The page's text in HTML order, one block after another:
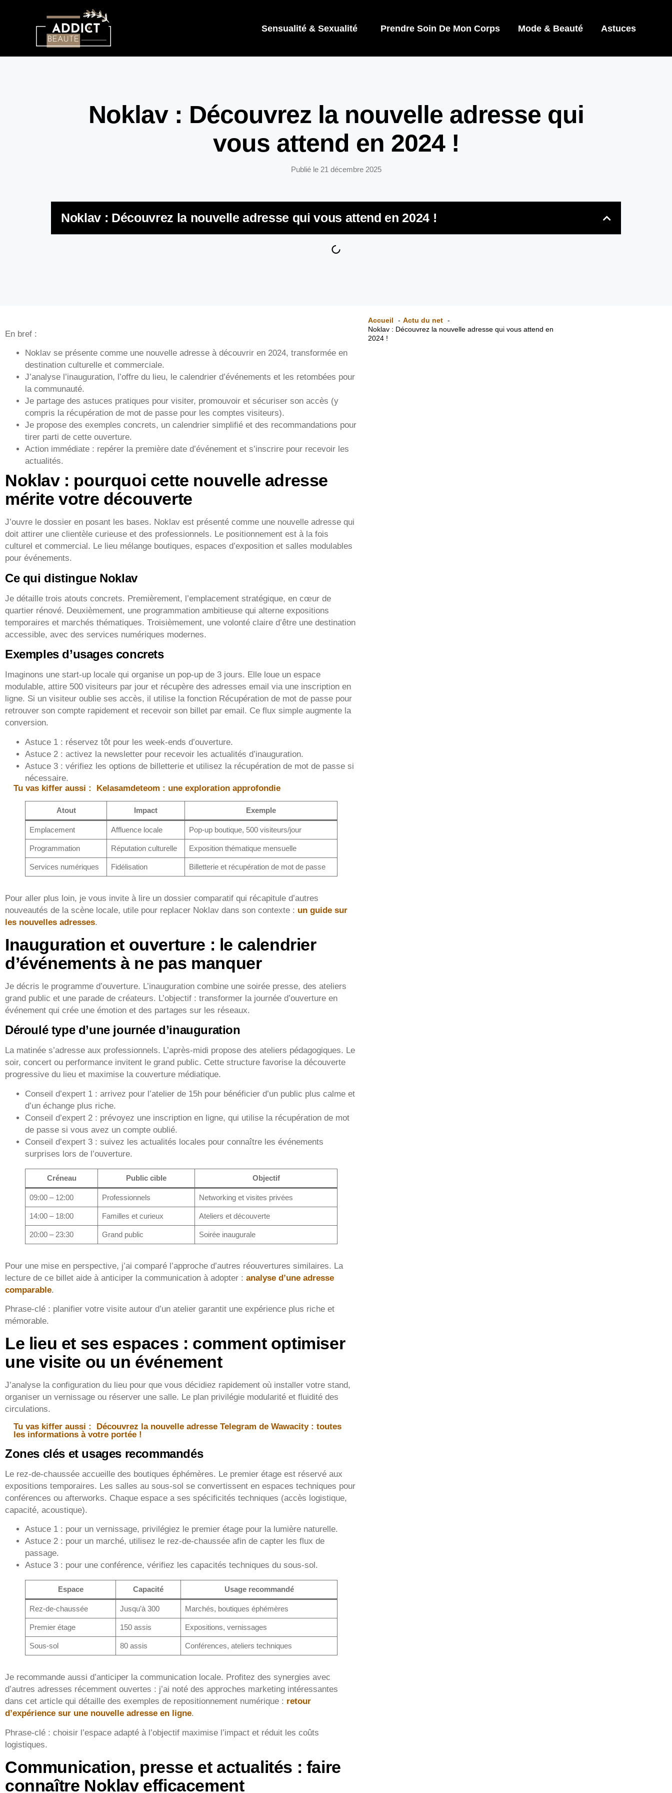
Sensualité & Sexualité Prendre Soin De Mon Corps Mode & Beauté Astuces
Noklav : Découvrez la nouvelle adresse qui
vous attend en 2024 !
Publié le 21 décembre 2025
Noklav : Découvrez la nouvelle adresse qui vous attend en 2024 !
En bref :
Noklav se présente comme une nouvelle adresse à découvrir en 2024, transformée en
destination culturelle et commerciale.
J’analyse l’inauguration, l’offre du lieu, le calendrier d’événements et les retombées pour
la communauté.
Je partage des astuces pratiques pour visiter, promouvoir et sécuriser son accès (y
compris la récupération de mot de passe pour les comptes visiteurs).
Je propose des exemples concrets, un calendrier simplifié et des recommandations pour
tirer parti de cette ouverture.
Action immédiate : repérer la première date d’événement et s’inscrire pour recevoir les
actualités.
Noklav : pourquoi cette nouvelle adresse
mérite votre découverte
J’ouvre le dossier en posant les bases. Noklav est présenté comme une nouvelle adresse qui
doit attirer une clientèle curieuse et des professionnels. Le positionnement est à la fois
culturel et commercial. Le lieu mélange boutiques, espaces d’exposition et salles modulables
pour événements.
Ce qui distingue Noklav
Je détaille trois atouts concrets. Premièrement, l’emplacement stratégique, en cœur de
quartier rénové. Deuxièmement, une programmation ambitieuse qui alterne expositions
temporaires et marchés thématiques. Troisièmement, une volonté claire d’être une destination
accessible, avec des services numériques modernes.
Exemples d’usages concrets
Imaginons une start-up locale qui organise un pop-up de 3 jours. Elle loue un espace
modulable, attire 500 visiteurs par jour et récupère des adresses email via une inscription en
ligne. Si un visiteur oublie ses accès, il utilise la fonction Récupération de mot de passe pour
retrouver son compte rapidement et recevoir son billet par email. Ce flux simple augmente la
conversion.
Astuce 1 : réservez tôt pour les week-ends d’ouverture.
Astuce 2 : activez la newsletter pour recevoir les actualités d’inauguration.
Astuce 3 : vérifiez les options de billetterie et utilisez la récupération de mot de passe si
nécessaire.
Tu vas kiffer aussi :
Kelasamdeteom : une exploration approfondie
Atout Impact Exemple
Emplacement Affluence locale Pop-up boutique, 500 visiteurs/jour
Programmation Réputation culturelle Exposition thématique mensuelle
Services numériques Fidélisation Billetterie et récupération de mot de passe
Pour aller plus loin, je vous invite à lire un dossier comparatif qui récapitule d’autres
nouveautés de la scène locale, utile pour replacer Noklav dans son contexte : un guide sur
les nouvelles adresses.
Inauguration et ouverture : le calendrier
d’événements à ne pas manquer
Je décris le programme d’ouverture. L’inauguration combine une soirée presse, des ateliers
grand public et une parade de créateurs. L’objectif : transformer la journée d’ouverture en
événement qui crée une émotion et des partages sur les réseaux.
Déroulé type d’une journée d’inauguration
La matinée s’adresse aux professionnels. L’après-midi propose des ateliers pédagogiques. Le
soir, concert ou performance invitent le grand public. Cette structure favorise la découverte
progressive du lieu et maximise la couverture médiatique.
Conseil d’expert 1 : arrivez pour l’atelier de 15h pour bénéficier d’un public plus calme et
d’un échange plus riche.
Conseil d’expert 2 : prévoyez une inscription en ligne, qui utilise la récupération de mot
de passe si vous avez un compte oublié.
Conseil d’expert 3 : suivez les actualités locales pour connaître les événements
surprises lors de l’ouverture.
Créneau Public cible Objectif
09:00 – 12:00 Professionnels Networking et visites privées
14:00 – 18:00 Familles et curieux Ateliers et découverte
20:00 – 23:30 Grand public Soirée inaugurale
Pour une mise en perspective, j’ai comparé l’approche d’autres réouvertures similaires. La
lecture de ce billet aide à anticiper la communication à adopter : analyse d’une adresse
comparable.
Phrase-clé : planifier votre visite autour d’un atelier garantit une expérience plus riche et
mémorable.
Le lieu et ses espaces : comment optimiser
une visite ou un événement
J’analyse la configuration du lieu pour que vous décidiez rapidement où installer votre stand,
organiser un vernissage ou réserver une salle. Le plan privilégie modularité et fluidité des
circulations.
Tu vas kiffer aussi :
Découvrez la nouvelle adresse Telegram de Wawacity : toutes
les informations à votre portée !
Zones clés et usages recommandés
Le rez-de-chaussée accueille des boutiques éphémères. Le premier étage est réservé aux
expositions temporaires. Les salles au sous-sol se convertissent en espaces techniques pour
conférences ou afterworks. Chaque espace a ses spécificités techniques (accès logistique,
capacité, acoustique).
Astuce 1 : pour un vernissage, privilégiez le premier étage pour la lumière naturelle.
Astuce 2 : pour un marché, utilisez le rez-de-chaussée afin de capter les flux de
passage.
Astuce 3 : pour une conférence, vérifiez les capacités techniques du sous-sol.
Espace Capacité Usage recommandé
Rez-de-chaussée Jusqu’à 300 Marchés, boutiques éphémères
Premier étage 150 assis Expositions, vernissages
Sous-sol 80 assis Conférences, ateliers techniques
Je recommande aussi d’anticiper la communication locale. Profitez des synergies avec
d’autres adresses récemment ouvertes : j’ai noté des approches marketing intéressantes
dans cet article qui détaille des exemples de repositionnement numérique : retour
d’expérience sur une nouvelle adresse en ligne.
Phrase-clé : choisir l’espace adapté à l’objectif maximise l’impact et réduit les coûts
logistiques.
Communication, presse et actualités : faire
connaître Noklav efficacement
Accueil
Actu du net
Noklav : Découvrez la nouvelle adresse qui vous attend en
2024 !